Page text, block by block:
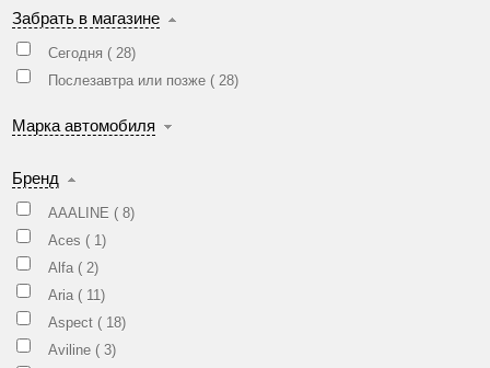
Забрать в магазине
Сегодня ( 28)
Послезавтра или позже ( 28)
Марка автомобиля
Бренд
AAALINE ( 8)
Aces ( 1)
Alfa ( 2)
Aria ( 11)
Aspect ( 18)
Aviline ( 3)